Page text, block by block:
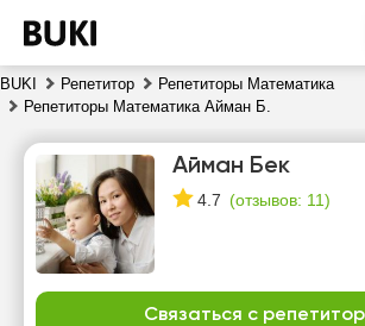
BUKI Репетитор
Репетиторы Математика
Репетиторы Математика Айман Б.
Айман Бек
4.7 (отзывов: 11)
Связаться с